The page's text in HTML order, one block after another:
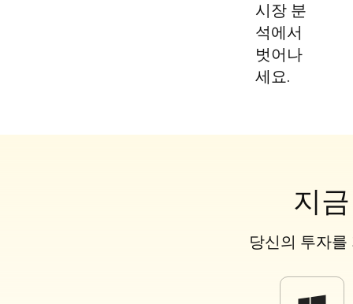
시장 분
석에서
벗어나
세요.
지
당신의 투자